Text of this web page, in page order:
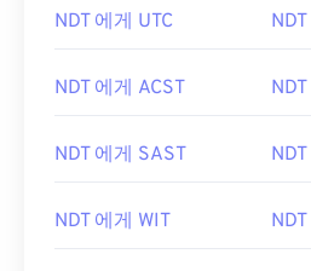
NDT 에게 UTC
NDT 에게 ACST
NDT 에게 SAST
NDT 에게 WIT